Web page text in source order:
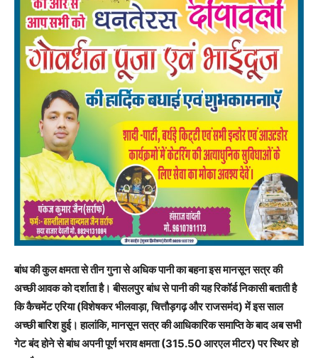
बांध की कुल क्षमता से तीन गुना से अधिक पानी का बहना इस मानसून सत्र की
अच्छी आवक को दर्शाता है। बीसलपुर बांध से पानी की यह रिकॉर्ड निकासी बताती है
कि कैचमेंट एरिया (विशेषकर भीलवाड़ा, चित्तौड़गढ़ और राजसमंद) में इस साल
अच्छी बारिश हुई। हालांकि, मानसून सत्र की आधिकारिक समाप्ति के बाद अब सभी
गेट बंद होने से बांध अपनी पूर्ण भराव क्षमता (315.50 आरएल मीटर) पर स्थिर हो